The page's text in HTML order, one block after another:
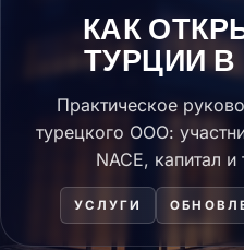
КАК
ТУРЦИИ В
Практическое
турецкого ООО:
NACE, капитал
УСЛУГИ